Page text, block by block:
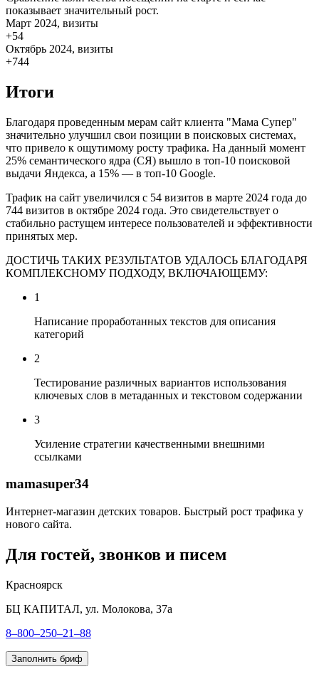
показывает значительный рост.
Март 2024, визиты
+54
Октябрь 2024, визиты
+744
Итоги
Благодаря проведенным мерам сайт клиента "Мама Супер"
значительно улучшил свои позиции в поисковых системах,
что привело к ощутимому росту трафика. На данный момент
25% семантического ядра (СЯ) вышло в топ-10 поисковой
выдачи Яндекса, а 15% — в топ-10 Google.
Трафик на сайт увеличился с 54 визитов в марте 2024 года до
744 визитов в октябре 2024 года. Это свидетельствует о
стабильно растущем интересе пользователей и эффективности
принятых мер.
ДОСТИЧЬ ТАКИХ РЕЗУЛЬТАТОВ УДАЛОСЬ БЛАГОДАРЯ
КОМПЛЕКСНОМУ ПОДХОДУ, ВКЛЮЧАЮЩЕМУ:
1
Написание проработанных текстов для описания
категорий
2
Тестирование различных вариантов использования
ключевых слов в метаданных и текстовом содержании
3
Усиление стратегии качественными внешними
ссылками
mamasuper34
Интернет-магазин детских товаров. Быстрый рост трафика у
нового сайта.
Для гостей, звонков и писем
Красноярск
БЦ КАПИТАЛ, ул. Молокова, 37а
8–800–250–21–88
Заполнить бриф